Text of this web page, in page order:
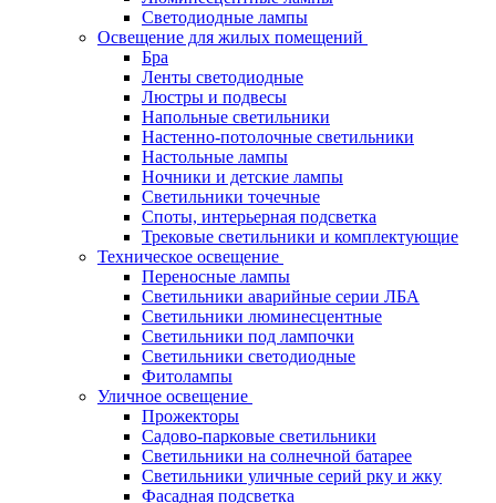
Светодиодные лампы
Освещение для жилых помещений
Бра
Ленты светодиодные
Люстры и подвесы
Напольные светильники
Настенно-потолочные светильники
Настольные лампы
Ночники и детские лампы
Светильники точечные
Споты, интерьерная подсветка
Трековые светильники и комплектующие
Техническое освещение
Переносные лампы
Светильники аварийные серии ЛБА
Светильники люминесцентные
Светильники под лампочки
Светильники светодиодные
Фитолампы
Уличное освещение
Прожекторы
Садово-парковые светильники
Светильники на солнечной батарее
Светильники уличные серий рку и жку
Фасадная подсветка